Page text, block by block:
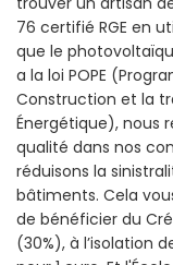
76 certifié RGE en
que le
a la loi POPE
Construction et la
Énergétique), nous
qualité dans nos
réduisons la
bâtiments. Cela
de bénéficier du
(30%), à l’isolation